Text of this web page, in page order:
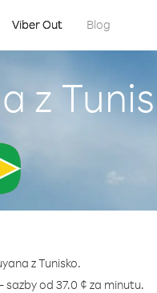
Viber Out Blog
z
z Tunisko.
sazby od 37.0 ¢ za minutu.